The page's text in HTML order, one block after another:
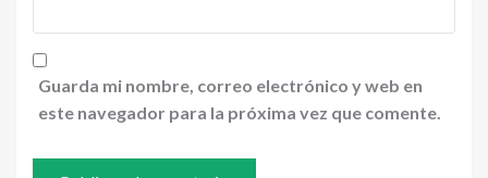
Guarda mi nombre, correo electrónico y web en
este navegador para la próxima vez que comente.